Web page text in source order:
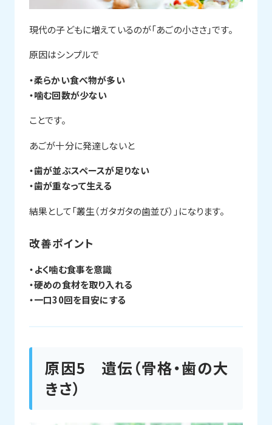
現代の子どもに増えているのが「あごの小ささ」です。
原因はシンプルで
・柔らかい食べ物が多い
・噛む回数が少ない
ことです。
あごが十分に発達しないと
・歯が並ぶスペースが足りない
・歯が重なって生える
結果として「叢生（ガタガタの歯並び）」になります。
改善ポイント
・よく噛む食事を意識
・硬めの食材を取り入れる
・一口30回を目安にする
原因5 遺伝（骨格・歯の大
きさ）